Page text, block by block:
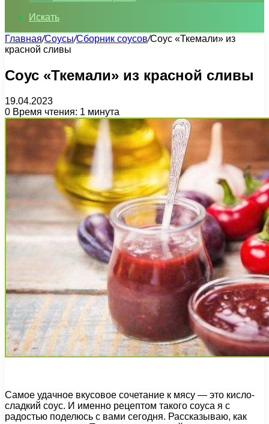
Искать
Главная/Соусы/Сборник соусов/Соус «Ткемали» из
красной сливы
Соус «Ткемали» из красной сливы
19.04.2023
0 Время чтения: 1 минута
Самое удачное вкусовое сочетание к мясу — это кисло-
сладкий соус. И именно рецептом такого соуса я с
радостью поделюсь с вами сегодня. Рассказываю, как